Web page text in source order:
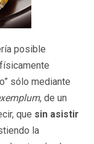
posible
sólo mediante
, de un
que sin asistir
la